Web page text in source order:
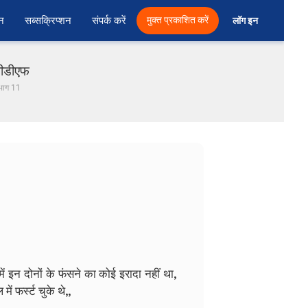
सब्सक्रिप्शन संपर्क करें मुक्त प्रकाशित करें लॉग इन
11
दोनों के फंसने का कोई इरादा नहीं था,
में फर्स्ट चुके थे,,